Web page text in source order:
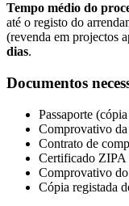
Tempo médio do
até o registo do
(revenda em projectos
dias.
Documentos
Passaporte
Comprovativo
Contrato de
Certificado
Comprovativo
Cópia registada